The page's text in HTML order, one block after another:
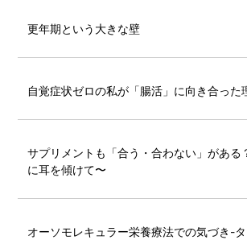
更年期という大きな壁
自覚症状ゼロの私が「腸活」に向き合った
サプリメントも「合う・合わない」がある
に耳を傾けて〜
オーソモレキュラー栄養療法での気づき-